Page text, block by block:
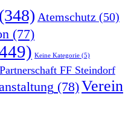
(348) Atemschutz (50)
(77)
Keine Kategorie (5)
Partnerschaft FF Steindorf
(78)Verein